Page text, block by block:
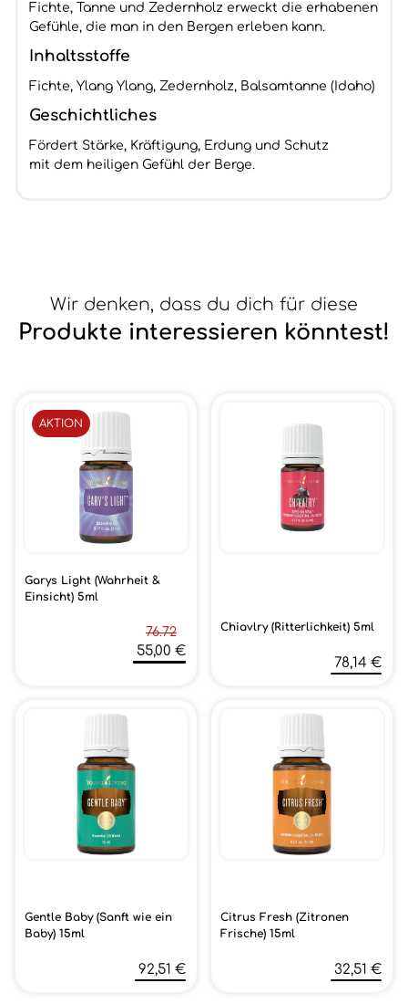
Fichte, Tanne und Zedernholz erweckt die erhabenen
Gefühle, die man in den Bergen erleben kann.
Inhaltsstoffe
Fichte, Ylang Ylang, Zedernholz, Balsamtanne (Idaho)
Geschichtliches
Fördert Stärke, Kräftigung, Erdung und Schutz
mit dem heiligen Gefühl der Berge.
Wir denken, dass du dich für diese
Produkte interessieren könntest!
Garys Light (Wahrheit &
Einsicht) 5ml
76.72
55,00 €
AKTION
Chiavlry (Ritterlichkeit) 5ml
78,14 €
Gentle Baby (Sanft wie ein
Baby) 15ml
92,51 €
Citrus Fresh (Zitronen
Frische) 15ml
32,51 €